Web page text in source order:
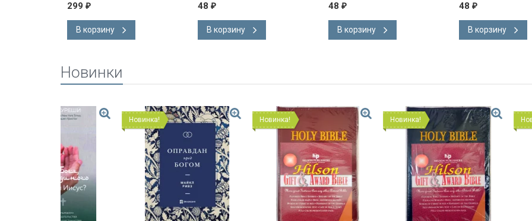
299 ₽
В корзину
48 ₽
В корзину
48 ₽
В корзину
48 ₽
В корзину
Новинки
Новинка! Новинка! Новинка! Новинка!